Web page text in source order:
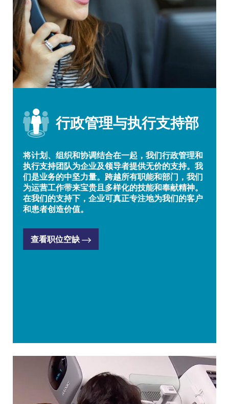
行政管理与执行支持部
将计划、组织和协调结合在一起，我们行政管理和
执行支持团队为企业及领导者提供无价的支持。我
们是业务的中坚力量。跨越所有职能和部门，我们
为运营工作带来宝贵且多样化的技能和奉献精神。
在我们的支持下，企业可真正专注地为我们的客户
和患者创造价值。
查看职位空缺